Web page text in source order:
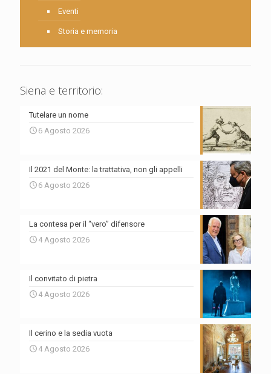
Eventi
Storia e memoria
Siena e territorio:
Tutelare un nome
6 Agosto 2026
Il 2021 del Monte: la trattativa, non gli appelli
6 Agosto 2026
La contesa per il “vero” difensore
4 Agosto 2026
Il convitato di pietra
4 Agosto 2026
Il cerino e la sedia vuota
4 Agosto 2026